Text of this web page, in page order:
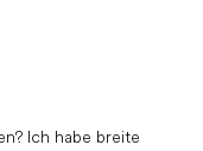
Ich habe breite